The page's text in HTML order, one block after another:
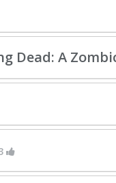
Dead: A